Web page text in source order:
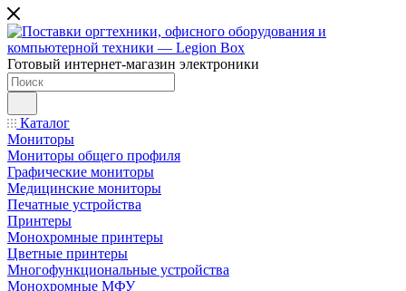
Готовый интернет-магазин электроники
Каталог
Мониторы
Мониторы общего профиля
Графические мониторы
Медицинские мониторы
Печатные устройства
Принтеры
Моноxромныe принтеры
Цвeтныe принтеры
Многофункциональные устройства
Монохромные МФУ